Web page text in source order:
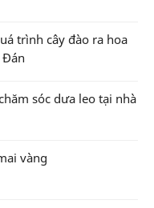
trình cây đào ra hoa
Đán
sóc dưa leo tại nhà
vàng